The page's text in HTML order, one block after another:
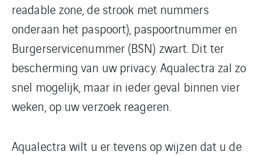
readable zone, de strook met nummers
onderaan het paspoort), paspoortnummer en
Burgerservicenummer (BSN) zwart. Dit ter
bescherming van uw privacy. Aqualectra zal zo
snel mogelijk, maar in ieder geval binnen vier
weken, op uw verzoek reageren.
Aqualectra wilt u er tevens op wijzen dat u de